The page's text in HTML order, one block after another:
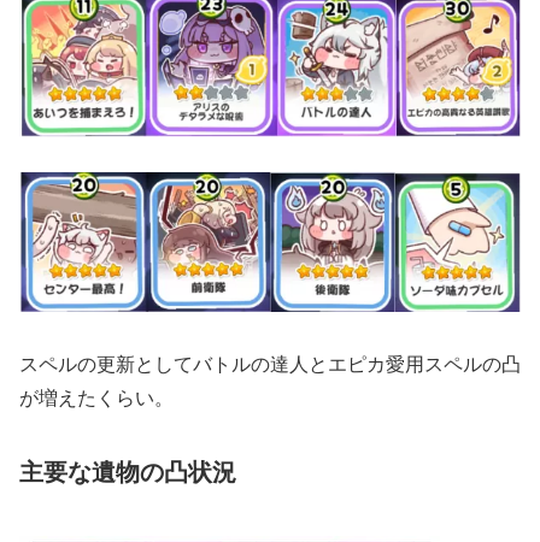
スペルの更新としてバトルの達人とエピカ愛用スペルの凸
が増えたくらい。
主要な遺物の凸状況